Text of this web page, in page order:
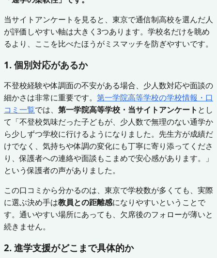
当サイトアンケートを見ると、東京で通信制高校を選んだ人
が評価しやすい軸は大きく3つあります。学校名だけを眺め
るより、ここを比べたほうがミスマッチを防ぎやすいです。
1. 個別対応があるか
不登校経験や体調面の不安がある場合、少人数対応や面談の
細かさは非常に重要です。 第一学院高等学校の学校情報・口
コミ一覧では、 第一学院高等学校・当サイトアンケート とし
て「不登校気味だった子どもが、少人数で無理のない通学か
ら少しずつ学校に行けるようになりました。先生方が成績だ
けでなく、気持ちや体調の変化にも丁寧に寄り添ってくださ
り、保護者への連絡や面談もこまめで安心感があります。」
という保護者の声がありました。
この口コミから分かるのは、東京で学校数が多くても、実際
に選ぶ決め手は教員との距離感になりやすいということで
す。通いやすい場所にあっても、欠席後のフォローが薄いと
続きません。
2. 進学支援がどこまで具体的か